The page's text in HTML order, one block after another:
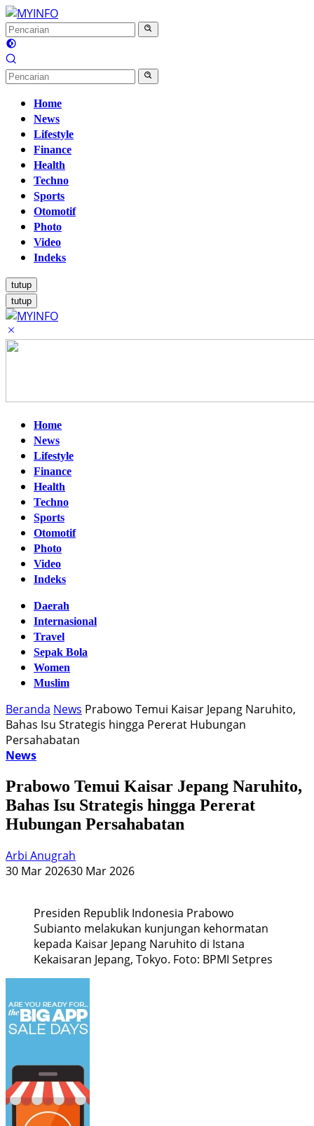
Langsung
ke
konten
Home
News
Lifestyle
Finance
Health
Techno
Sports
Otomotif
Photo
Video
Indeks
tutup
tutup
Home
News
Lifestyle
Finance
Health
Techno
Sports
Otomotif
Photo
Video
Indeks
Daerah
Internasional
Travel
Sepak Bola
Women
Muslim
Beranda News Prabowo Temui Kaisar Jepang Naruhito,
Bahas Isu Strategis hingga Pererat Hubungan
Persahabatan
News
Prabowo Temui Kaisar Jepang Naruhito,
Bahas Isu Strategis hingga Pererat
Hubungan Persahabatan
Arbi Anugrah
30 Mar 202630 Mar 2026
Presiden Republik Indonesia Prabowo
Subianto melakukan kunjungan kehormatan
kepada Kaisar Jepang Naruhito di Istana
Kekaisaran Jepang, Tokyo. Foto: BPMI Setpres